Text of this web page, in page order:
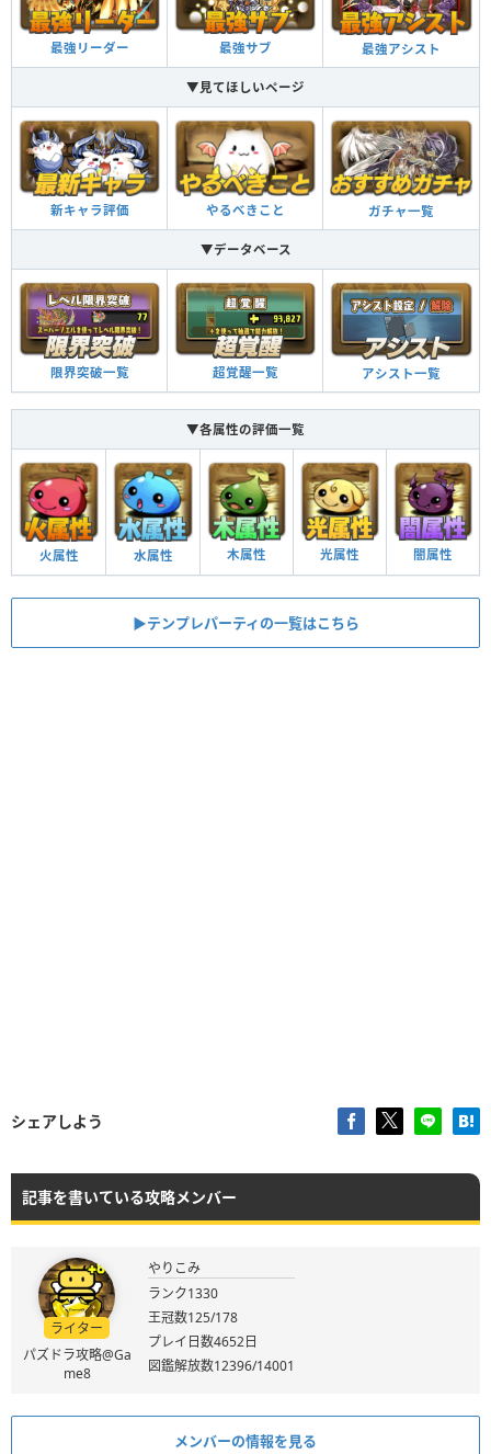
最強リーダー 最強サブ 最強アシスト
▼見てほしいページ
新キャラ評価 やるべきこと ガチャ一覧
▼データベース
限界突破一覧 超覚醒一覧 アシスト一覧
▼各属性の評価一覧
火属性 水属性 木属性 光属性 闇属性
▶︎テンプレパーティの一覧はこちら
シェアしよう
記事を書いている攻略メンバー
ライター
パズドラ攻略@Ga
me8
やりこみ
ランク1330
王冠数125/178
プレイ日数4652日
図鑑解放数12396/14001
メンバーの情報を見る